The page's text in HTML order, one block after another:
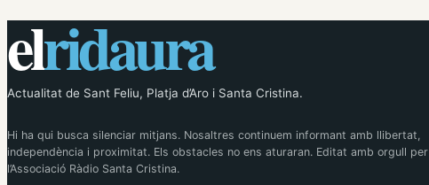
elridaura
Actualitat de Sant Feliu, Platja d’Aro i Santa Cristina.
Hi ha qui busca silenciar mitjans. Nosaltres continuem informant amb llibertat,
independència i proximitat. Els obstacles no ens aturaran. Editat amb orgull per
l’Associació Ràdio Santa Cristina.